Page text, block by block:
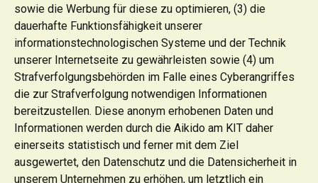
sowie die Werbung für diese zu optimieren, (3) die
dauerhafte Funktionsfähigkeit unserer
informationstechnologischen Systeme und der Technik
unserer Internetseite zu gewährleisten sowie (4) um
Strafverfolgungsbehörden im Falle eines Cyberangriffes
die zur Strafverfolgung notwendigen Informationen
bereitzustellen. Diese anonym erhobenen Daten und
Informationen werden durch die Aikido am KIT daher
einerseits statistisch und ferner mit dem Ziel
ausgewertet, den Datenschutz und die Datensicherheit in
unserem Unternehmen zu erhöhen, um letztlich ein